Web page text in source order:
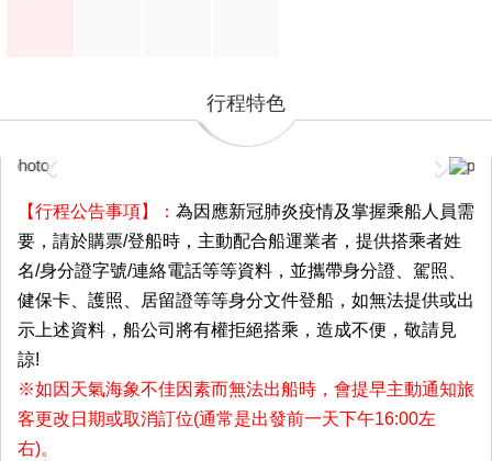
行程特色
Previous Next
【行程公告事項】： 為因應新冠肺炎疫情及掌握乘船人員需
要，請於購票/登船時，主動配合船運業者，提供搭乘者姓
名/身分證字號/連絡電話等等資料，並攜帶身分證、駕照、
健保卡、護照、居留證等等身分文件登船，如無法提供或出
示上述資料，船公司將有權拒絕搭乘，造成不便，敬請見
諒!
※如因天氣海象不佳因素而無法出船時，會提早主動通知旅
客更改日期或取消訂位(通常是出發前一天下午16:00左
右)。